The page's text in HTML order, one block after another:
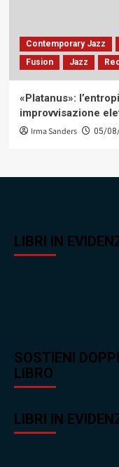
Contemporary Jazz
Fusion
Jazz
«Platanus»:
improvvisazione
Irma Sanders 05/
LIBRI IN
SOSTIENI
LIBRO
LIBRI IN